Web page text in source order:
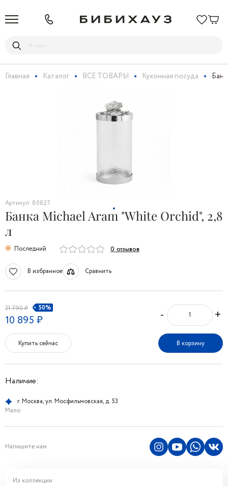
Главная Каталог ВСЕ ТОВАРЫ Кухонная посуда
Артикул: 80827
Банка Michael Aram "White Orchid", 2,8
л
Последний 0 отзывов
В избранное Сравнить
21 790 ₽ 50%
10 895 ₽ - +
Купить сейчас В корзину
Наличие:
г. Москва, ул. Мосфильмовская, д. 53
Мало
Напишите нам
Из коллекции